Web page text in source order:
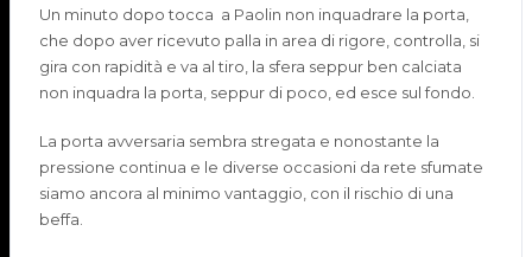
Un minuto dopotocca a Paolin non inquadrare la porta,
che dopo aver ricevuto palla in area di rigore, controlla, si
gira con rapidità e va al tiro, la sfera seppur ben calciata
non inquadra la porta, seppur di poco, ed esce sul fondo.
La porta avversaria sembra stregata e nonostante la
pressione continua e le diverse occasioni da rete sfumate
siamo ancora al minimo vantaggio, con il rischio di una
beffa.